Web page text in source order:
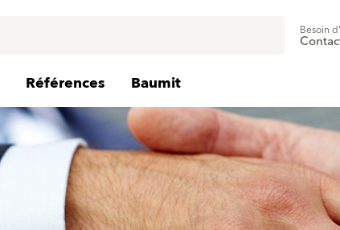
Besoin
Références Baumit